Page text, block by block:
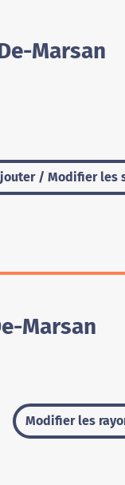
Marsan
/ Modifier les
Marsan
Modifier les